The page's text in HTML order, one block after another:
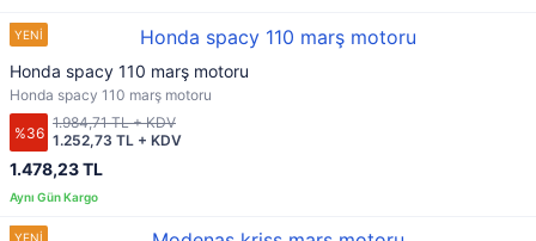
Honda spacy 110 marş motoru
Honda spacy 110 marş motoru
%36
1.478,23 TL
1.252,73 TL + KDV
1.984,71 TL + KDV